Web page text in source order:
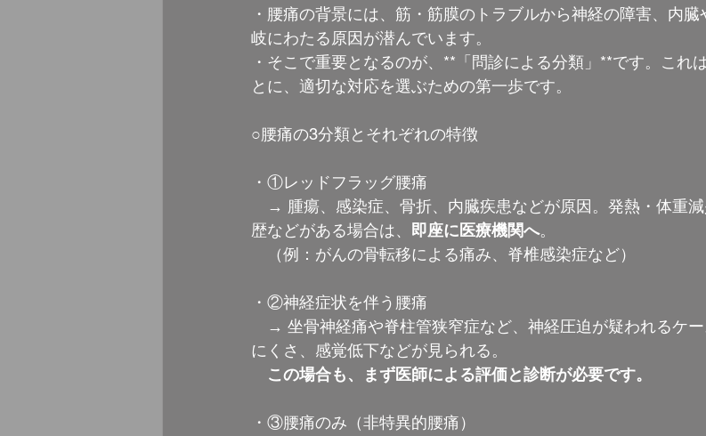
・腰痛の背景には、筋・筋膜のトラブルから神経の障害、内
岐にわたる原因が潜んでいます。
・そこで重要となるのが、**「問診による分類」**です。これ
とに、適切な対応を選ぶための第一歩です。
○腰痛の3分類とそれぞれの特徴
・①レッドフラッグ腰痛
→ 腫瘍、感染症、骨折、内臓疾患などが原因。発熱・体重
歴などがある場合は、
即座に医療機関へ。
（例：がんの骨転移による痛み、脊椎感染症など）
・②神経症状を伴う腰痛
→ 坐骨神経痛や脊柱管狭窄症など、神経圧迫が疑われるケー
にくさ、感覚低下などが見られる。
この場合も、まず医師による評価と診断が必要です。
・③腰痛のみ（非特異的腰痛）